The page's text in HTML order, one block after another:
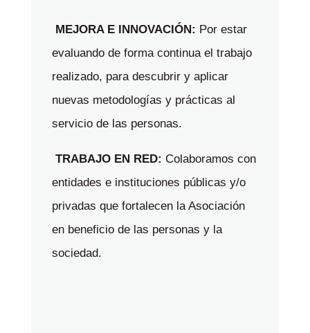
MEJORA E INNOVACIÓN: Por estar
evaluando de forma continua el trabajo
realizado, para descubrir y aplicar
nuevas metodologías y prácticas al
servicio de las personas.
TRABAJO EN RED: Colaboramos con
entidades e instituciones públicas y/o
privadas que fortalecen la Asociación
en beneficio de las personas y la
sociedad.